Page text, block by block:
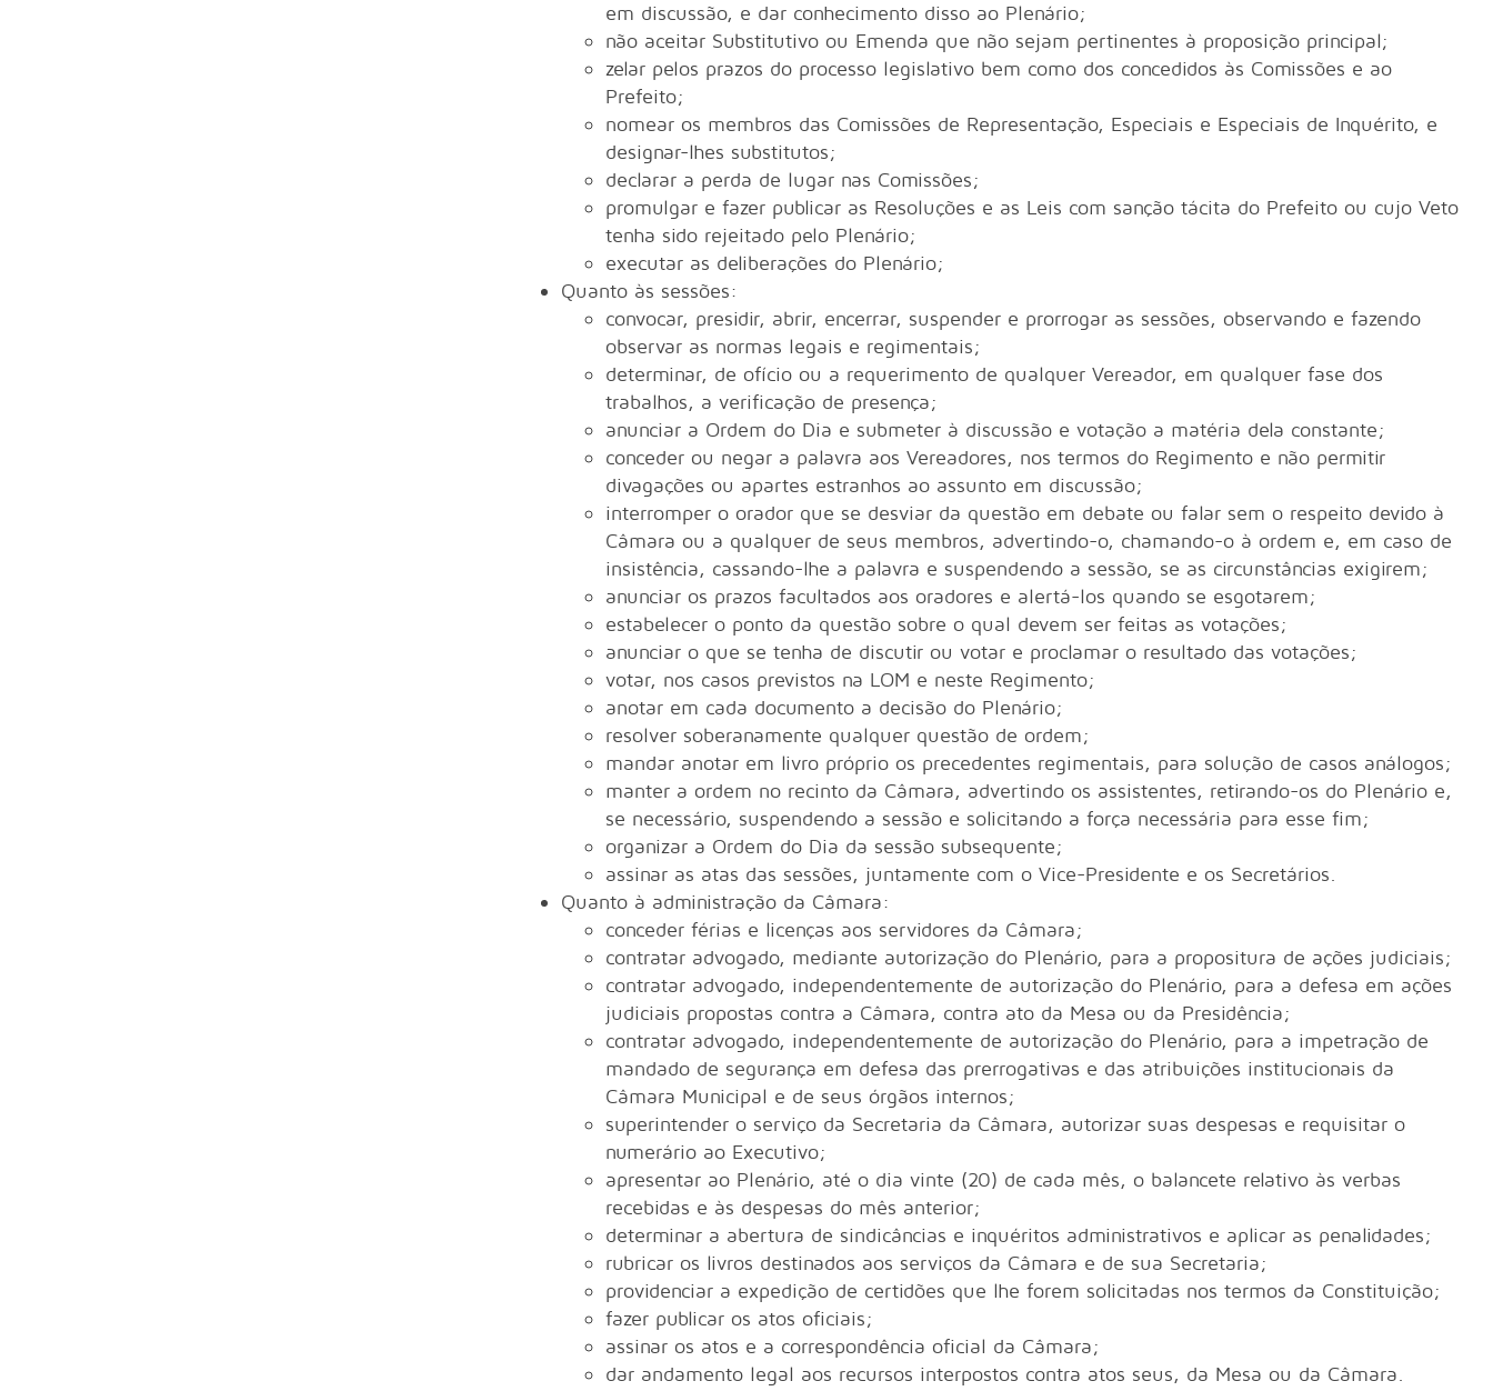
em discussão, e dar conhecimento disso ao Plenário;
não aceitar Substitutivo ou Emenda que não sejam pertinentes à proposição principal;
zelar pelos prazos do processo legislativo bem como dos concedidos às Comissões e ao
Prefeito;
nomear os membros das Comissões de Representação, Especiais e Especiais de Inquérito, e
designar-lhes substitutos;
declarar a perda de lugar nas Comissões;
promulgar e fazer publicar as Resoluções e as Leis com sanção tácita do Prefeito ou cujo Veto
tenha sido rejeitado pelo Plenário;
executar as deliberações do Plenário;
Quanto às sessões:
convocar, presidir, abrir, encerrar, suspender e prorrogar as sessões, observando e fazendo
observar as normas legais e regimentais;
determinar, de ofício ou a requerimento de qualquer Vereador, em qualquer fase dos
trabalhos, a verificação de presença;
anunciar a Ordem do Dia e submeter à discussão e votação a matéria dela constante;
conceder ou negar a palavra aos Vereadores, nos termos do Regimento e não permitir
divagações ou apartes estranhos ao assunto em discussão;
interromper o orador que se desviar da questão em debate ou falar sem o respeito devido à
Câmara ou a qualquer de seus membros, advertindo-o, chamando-o à ordem e, em caso de
insistência, cassando-lhe a palavra e suspendendo a sessão, se as circunstâncias exigirem;
anunciar os prazos facultados aos oradores e alertá-los quando se esgotarem;
estabelecer o ponto da questão sobre o qual devem ser feitas as votações;
anunciar o que se tenha de discutir ou votar e proclamar o resultado das votações;
votar, nos casos previstos na LOM e neste Regimento;
anotar em cada documento a decisão do Plenário;
resolver soberanamente qualquer questão de ordem;
mandar anotar em livro próprio os precedentes regimentais, para solução de casos análogos;
manter a ordem no recinto da Câmara, advertindo os assistentes, retirando-os do Plenário e,
se necessário, suspendendo a sessão e solicitando a força necessária para esse fim;
organizar a Ordem do Dia da sessão subsequente;
assinar as atas das sessões, juntamente com o Vice-Presidente e os Secretários.
Quanto à administração da Câmara:
conceder férias e licenças aos servidores da Câmara;
contratar advogado, mediante autorização do Plenário, para a propositura de ações judiciais;
contratar advogado, independentemente de autorização do Plenário, para a defesa em ações
judiciais propostas contra a Câmara, contra ato da Mesa ou da Presidência;
contratar advogado, independentemente de autorização do Plenário, para a impetração de
mandado de segurança em defesa das prerrogativas e das atribuições institucionais da
Câmara Municipal e de seus órgãos internos;
superintender o serviço da Secretaria da Câmara, autorizar suas despesas e requisitar o
numerário ao Executivo;
apresentar ao Plenário, até o dia vinte (20) de cada mês, o balancete relativo às verbas
recebidas e às despesas do mês anterior;
determinar a abertura de sindicâncias e inquéritos administrativos e aplicar as penalidades;
rubricar os livros destinados aos serviços da Câmara e de sua Secretaria;
providenciar a expedição de certidões que lhe forem solicitadas nos termos da Constituição;
fazer publicar os atos oficiais;
assinar os atos e a correspondência oficial da Câmara;
dar andamento legal aos recursos interpostos contra atos seus, da Mesa ou da Câmara.